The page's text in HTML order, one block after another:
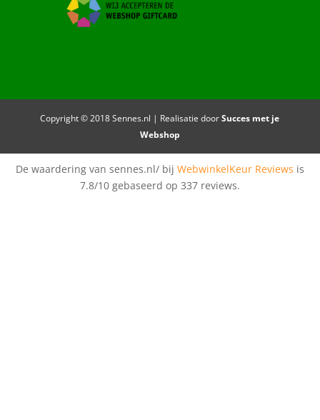
Copyright © 2018 Sennes.nl | Realisatie doorSucces met je
Webshop
De waardering van sennes.nl/ bij WebwinkelKeur Reviews is
7.8/10 gebaseerd op 337 reviews.